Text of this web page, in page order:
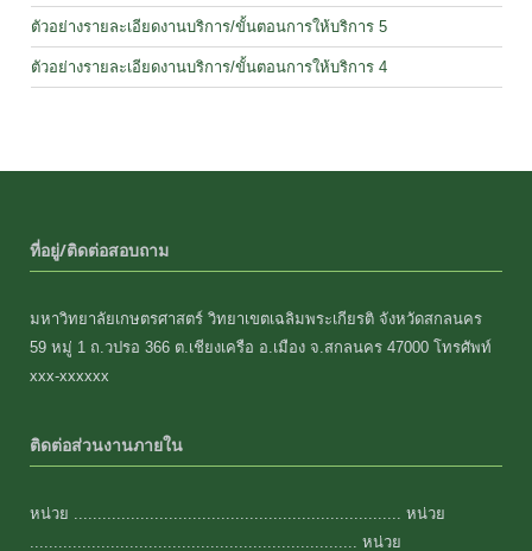
ตัวอย่างรายละเอียดงานบริการ/ขั้นตอนการให้บริการ 5
ตัวอย่างรายละเอียดงานบริการ/ขั้นตอนการให้บริการ 4
ที่อยู่/ติดต่อสอบถาม
มหาวิทยาลัยเกษตรศาสตร์ วิทยาเขตเฉลิมพระเกียรติ จังหวัดสกลนคร
59 หมู่ 1 ถ.วปรอ 366 ต.เชียงเครือ อ.เมือง จ.สกลนคร 47000 โทรศัพท์
xxx-xxxxxx
ติดต่อส่วนงานภายใน
หน่วย ..................................................................... หน่วย
..................................................................... หน่วย